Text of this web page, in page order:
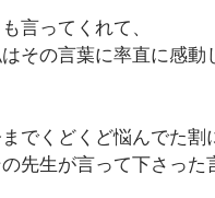
も言ってくれて、
その言葉に率直に感動
でくどくど悩んでた
先生が言って下さった